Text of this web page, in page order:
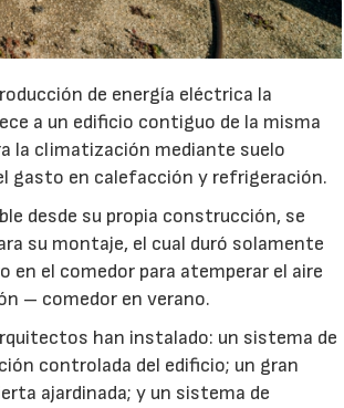
de energía eléctrica la
a un edificio contiguo de la misma
la climatización mediante suelo
gasto en calefacción y refrigeración.
desde su propia construcción, se
su montaje, el cual duró solamente
en el comedor para atemperar el aire
– comedor en verano.
han instalado: un sistema de
controlada del edificio; un gran
ajardinada; y un sistema de